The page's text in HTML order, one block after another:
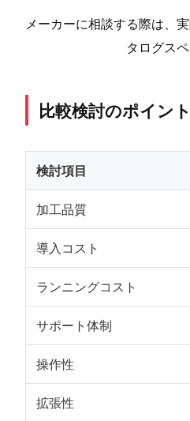
メーカーに相談する際は、
タログス
比較検討のポイント
検討項目
加工品質
導入コスト
ランニングコスト
サポート体制
操作性
拡張性